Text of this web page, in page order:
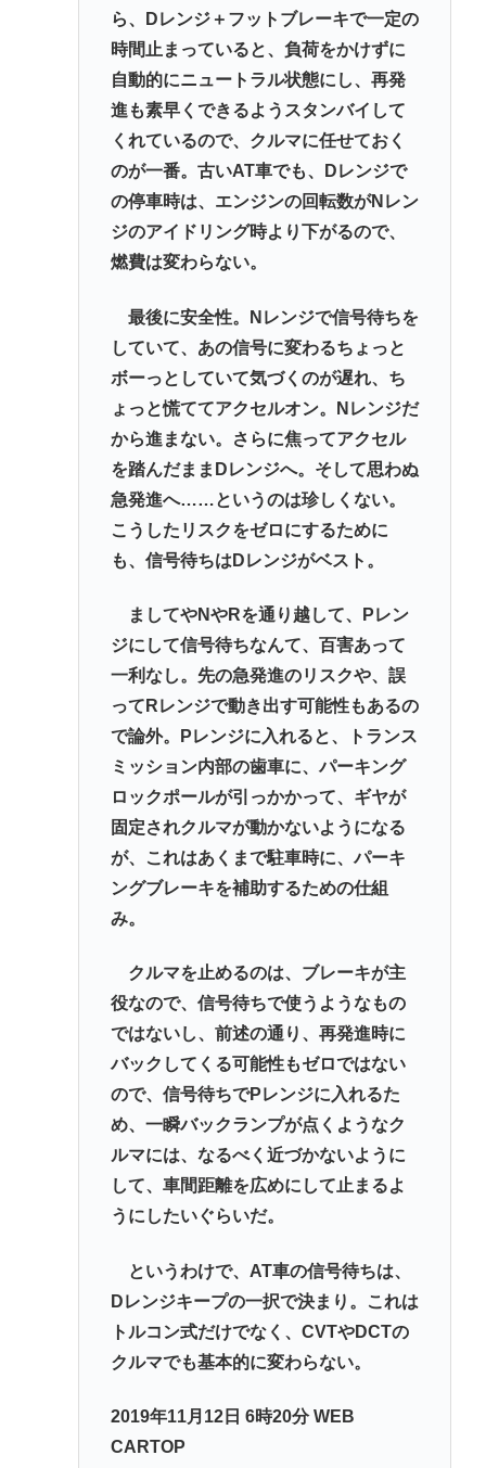
ら、Dレンジ＋フットブレーキで一定の
時間止まっていると、負荷をかけずに
自動的にニュートラル状態にし、再発
進も素早くできるようスタンバイして
くれているので、クルマに任せておく
のが一番。古いAT車でも、Dレンジで
の停車時は、エンジンの回転数がNレン
ジのアイドリング時より下がるので、
燃費は変わらない。
最後に安全性。Nレンジで信号待ちを
していて、あの信号に変わるちょっと
ボーっとしていて気づくのが遅れ、ち
ょっと慌ててアクセルオン。Nレンジだ
から進まない。さらに焦ってアクセル
を踏んだままDレンジへ。そして思わぬ
急発進へ……というのは珍しくない。
こうしたリスクをゼロにするために
も、信号待ちはDレンジがベスト。
ましてやNやRを通り越して、Pレン
ジにして信号待ちなんて、百害あって
一利なし。先の急発進のリスクや、誤
ってRレンジで動き出す可能性もあるの
で論外。Pレンジに入れると、トランス
ミッション内部の歯車に、パーキング
ロックポールが引っかかって、ギヤが
固定されクルマが動かないようになる
が、これはあくまで駐車時に、パーキ
ングブレーキを補助するための仕組
み。
クルマを止めるのは、ブレーキが主
役なので、信号待ちで使うようなもの
ではないし、前述の通り、再発進時に
バックしてくる可能性もゼロではない
ので、信号待ちでPレンジに入れるた
め、一瞬バックランプが点くようなク
ルマには、なるべく近づかないように
して、車間距離を広めにして止まるよ
うにしたいぐらいだ。
というわけで、AT車の信号待ちは、
Dレンジキープの一択で決まり。これは
トルコン式だけでなく、CVTやDCTの
クルマでも基本的に変わらない。
2019年11月12日 6時20分 WEB
CARTOP